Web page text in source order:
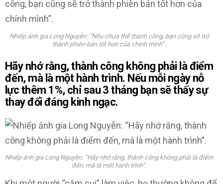
Nhiếp ảnh gia Long Nguyễn: “Nếu chưa thể thành công, bạn cũng sẽ trở
thành phiên bản tốt hơn của chính mình”.
Hãy nhớ rằng, thành công không phải là điểm
đến, mà là một hành trình. Nếu mỗi ngày nỗ
lực thêm 1%, chỉ sau 3 tháng bạn sẽ thấy sự
thay đổi đáng kinh ngạc.
Nhiếp ảnh gia Long Nguyễn: “Hãy nhớ rằng, thành công không phải là điểm
đến, mà là một hành trình”.